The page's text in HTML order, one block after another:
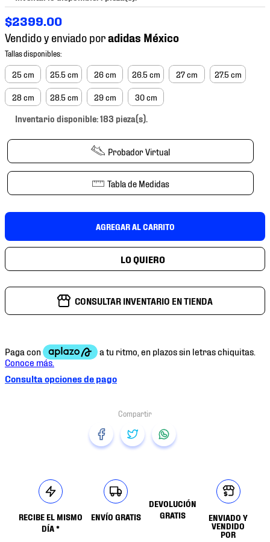
$2399.00
Vendido y enviado por
25 cm 25.5 cm 26 cm 26.5 cm 27 cm 27.5 cm
28 cm 28.5 cm 29 cm 30 cm
Inventario disponible: 183 pieza(s).
Probador Virtual
Tabla de Medidas
AGREGAR AL CARRITO
CONSULTAR INVENTARIO EN TIENDA
Consulta opciones de pago
RECIBE EL MISMO
DÍA *
ENVÍO GRATIS
DEVOLUCIÓN
GRATIS
ENVIADO Y
VENDIDO
POR
7.
chivas
8.
mochilas
9
tenis niño
10. tenis nike